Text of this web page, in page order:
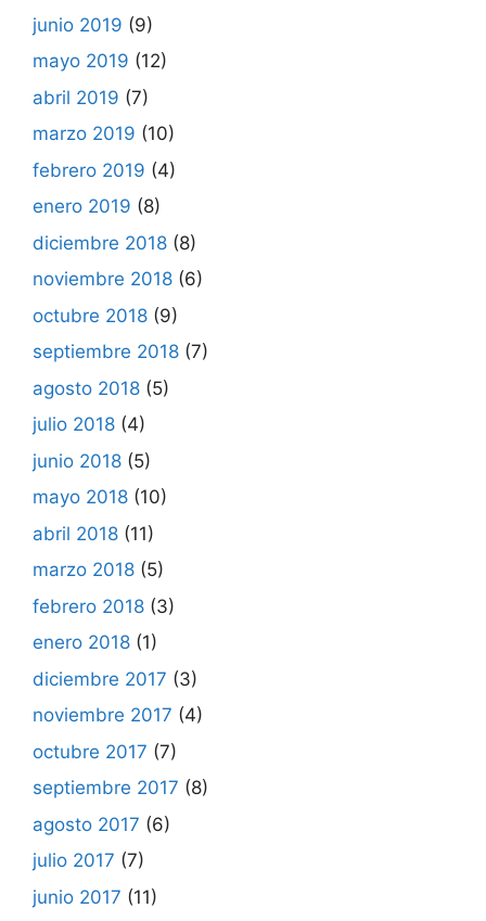
junio 2019 (9)
mayo 2019 (12)
abril 2019 (7)
marzo 2019 (10)
febrero 2019 (4)
enero 2019 (8)
diciembre 2018 (8)
noviembre 2018 (6)
octubre 2018 (9)
septiembre 2018 (7)
agosto 2018 (5)
julio 2018 (4)
junio 2018 (5)
mayo 2018 (10)
abril 2018 (11)
marzo 2018 (5)
febrero 2018 (3)
enero 2018 (1)
diciembre 2017 (3)
noviembre 2017 (4)
octubre 2017 (7)
septiembre 2017 (8)
agosto 2017 (6)
julio 2017 (7)
junio 2017 (11)